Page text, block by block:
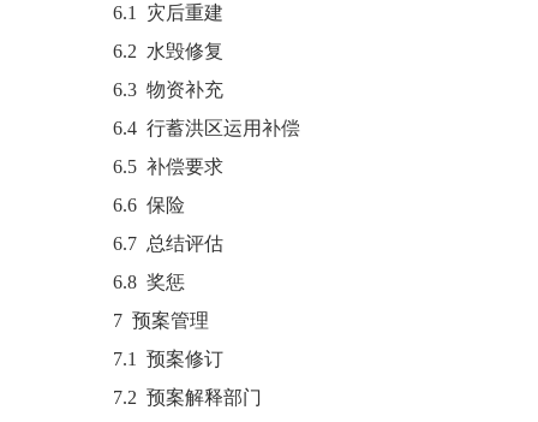
6.1 灾后重建
6.2 水毁修复
6.3 物资补充
6.4 行蓄洪区运用补偿
6.5 补偿要求
6.6 保险
6.7 总结评估
6.8 奖惩
7 预案管理
7.1 预案修订
7.2 预案解释部门